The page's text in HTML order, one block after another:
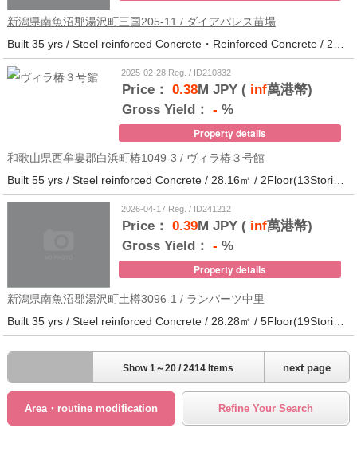
新潟県南魚沼郡湯沢町三国205-11 / ダイアパレス苗場
2025-02-28 Reg. / ID210832
Price： 0.38M JPY (inf萬港幣)
Gross Yield： - %
Property details
和歌山県西牟婁郡白浜町椿1049-3 / ヴィラ椿３号館
Built 55 yrs / Steel reinforced Concrete / 28.16㎡ / 2Floor(13Stories) / 73Units / Distance from the station.20
2026-04-17 Reg. / ID241212
Price： 0.39M JPY (inf萬港幣)
Gross Yield： - %
Property details
新潟県南魚沼郡湯沢町土樽3096-1 / ランパーツ中里
Built 35 yrs / Steel reinforced Concrete / 28.28㎡ / 5Floor(19Stories) / 309Units / Distance from the station.33
next page
Show 1～20 / 2414 Items
Area・routine modification Refine Your Search